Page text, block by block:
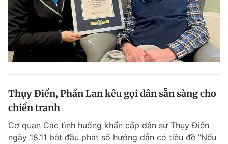
Thụy Điển, Phần Lan kêu gọi dân sẵn sàng cho
chiến tranh
Cơ quan Các tình huống khẩn cấp dân sự Thụy Điển
ngày 18.11 bắt đầu phát sổ hướng dẫn có tiêu đề "Nếu